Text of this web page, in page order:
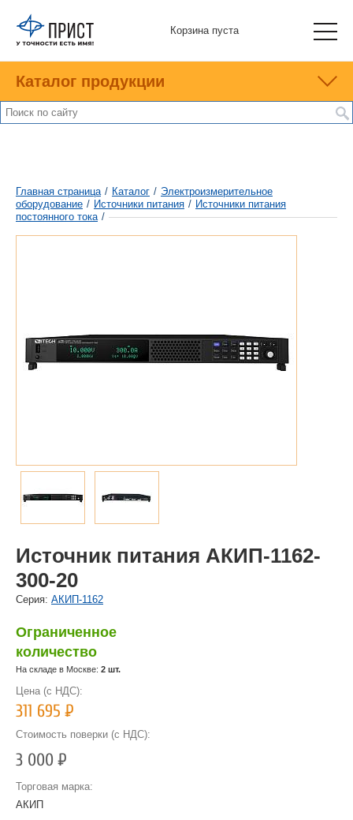
Корзина пуста
Каталог продукции
Главная страница / Каталог / Электроизмерительное
оборудование / Источники питания / Источники питания
постоянного тока /
Источник питания АКИП-1162-
300-20
Cерия: АКИП-1162
Ограниченное
количество
На складе в Москве: 2 шт.
Цена (с НДС):
311 695Р
Стоимость поверки (с НДС):
3 000Р
Торговая марка:
АКИП